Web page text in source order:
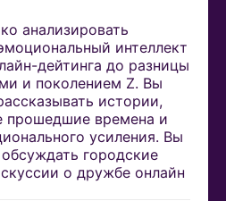
анализировать
интеллект
дейтинга до разницы
и поколением Z. Вы
истории,
прошедшие времена и
усиления. Вы
городские
о дружбе онлайн